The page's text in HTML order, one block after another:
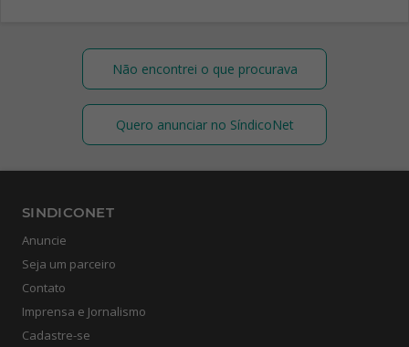
Não encontrei o que procurava
Quero anunciar no SíndicoNet
SINDICONET
Anuncie
Seja um parceiro
Contato
Imprensa e Jornalismo
Cadastre-se